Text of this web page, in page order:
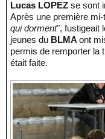
Lucas LOPEZ se sont
Après une première
qui dorment", fustigeait
jeunes du BLMA ont
permis de remporter la
était faite.